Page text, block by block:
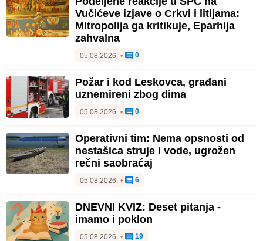
Vučićeve izjave o Crkvi i litijama:
Mitropolija ga kritikuje, Eparhija
zahvalna
05.08.2026. • 0
Požar i kod Leskovca, građani
uznemireni zbog dima
05.08.2026. • 0
Operativni tim: Nema opsnosti od
nestašica struje i vode, ugrožen
rečni saobraćaj
05.08.2026. • 6
DNEVNI KVIZ: Deset pitanja -
imamo i poklon
05.08.2026. • 19